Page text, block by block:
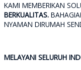
KAMI MEMBERIKAN
BERKUALITAS.
NYAMAN DIRUMAH
MELAYANI SELURUH